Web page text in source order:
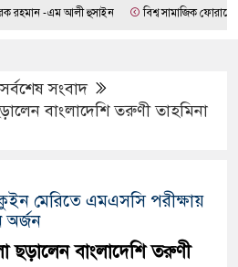
-এম আলী হুসাইন বিশ্ব সামাজিক ফোরামে যোগ
সর্বশেষ সংবাদ
বাংলাদেশি তরুণী তাহমিনা
মেরিতে এমএসসি পরীক্ষায়
অর্জন
বাংলাদেশি তরুণী